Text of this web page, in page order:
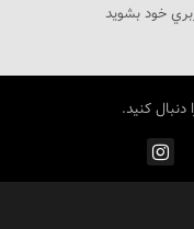
خود بشويد
کنید.